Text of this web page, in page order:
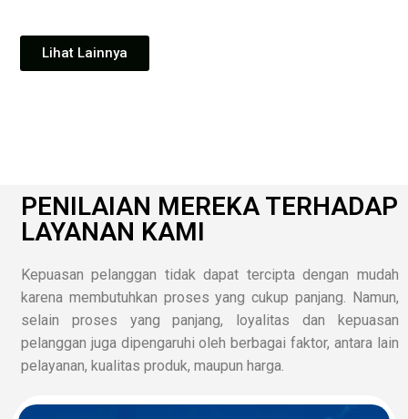
Lihat Lainnya
PENILAIAN MEREKA TERHADAP
LAYANAN KAMI
Kepuasan pelanggan tidak dapat tercipta dengan mudah
karena membutuhkan proses yang cukup panjang. Namun,
selain proses yang panjang, loyalitas dan kepuasan
pelanggan juga dipengaruhi oleh berbagai faktor, antara lain
pelayanan, kualitas produk, maupun harga.